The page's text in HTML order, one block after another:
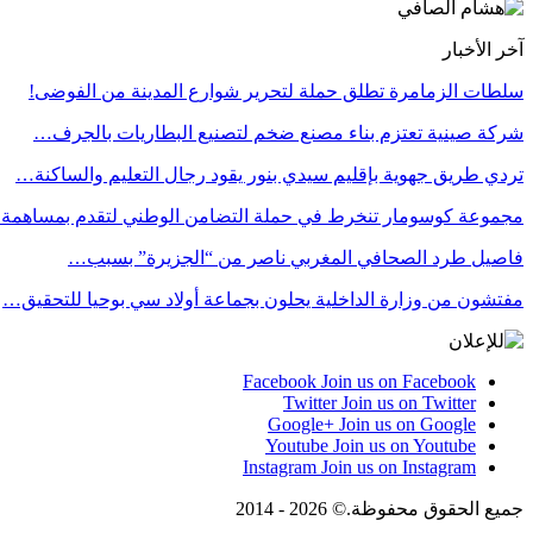
آخر الأخبار
سلطات الزمامرة تطلق حملة لتحرير شوارع المدينة من الفوضى!
شركة صينية تعتزم بناء مصنع ضخم لتصنيع البطاريات بالجرف…
تردي طريق جهوية بإقليم سيدي بنور يقود رجال التعليم والساكنة…
مجموعة كوسومار تنخرط في حملة التضامن الوطني لتقدم
فاصيل طرد الصحافي المغربي ناصر من “الجزيرة” بسبب…
مفتشون من وزارة الداخلية يحلون بجماعة أولاد سي بوحيا للتحقيق…
Facebook Join us on Facebook
Twitter Join us on Twitter
Google+ Join us on Google
Youtube Join us on Youtube
Instagram Join us on Instagram
جميع الحقوق محفوظة.© 2026 - 2014